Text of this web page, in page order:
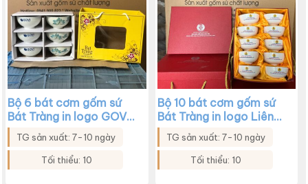
Bộ 6 bát cơm gốm sứ
Bát Tràng in logo GOVI
men kem họa tiết hoa
sen xanh XG-BC29
TG sản xuất: 7-10 ngày
Tối thiểu: 10
Bộ 10 bát cơm gốm sứ
Bát Tràng in logo Liên
đoàn lao động huyện
Bù Đăng màu trắng
XG-BC28
TG sản xuất: 7-10 ngày
Tối thiểu: 10